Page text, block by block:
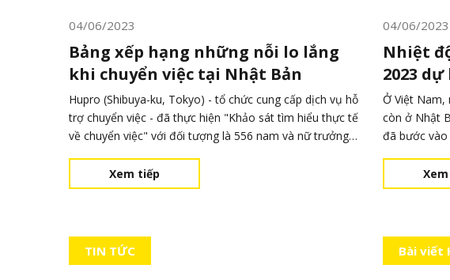
04/06/2023
Bảng xếp hạng những nỗi lo lắng
khi chuyển việc tại Nhật Bản
Hupro (Shibuya-ku, Tokyo) - tổ chức cung cấp dịch vụ hỗ
trợ chuyển việc - đã thực hiện "Khảo sát tìm hiểu thực tế
về chuyển việc" với đối tượng là 556 nam và nữ trưởng
căng thẳng khi thay đổi công việc, câu trả lời nhiều nhất
là là “Chuẩn bị lại
Xem tiếp
04/06/2023
Nhiệt
2023
bình
Ở Việt
còn ở Nhật
đã bước
Việt Nam
Người ta đã
TIN TỨC Bài viết